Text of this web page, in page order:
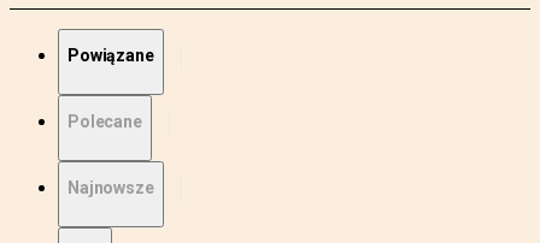
Powiązane
Polecane
Najnowsze